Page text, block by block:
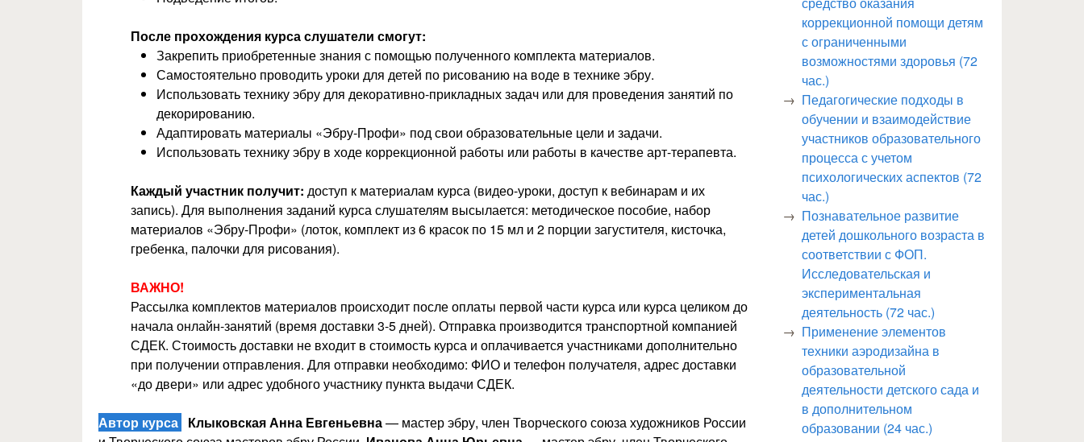
После прохождения курса слушатели смогут:
Закрепить приобретенные знания с помощью полученного комплекта материалов.
Самостоятельно проводить уроки для детей по рисованию на воде в технике эбру.
Использовать технику эбру для декоративно-прикладных задач или для проведения занятий по
декорированию.
Адаптировать материалы «Эбру-Профи» под свои образовательные цели и задачи.
Использовать технику эбру в ходе коррекционной работы или работы в качестве арт-терапевта.
Каждый участник получит: доступ к материалам курса (видео-уроки, доступ к вебинарам и их
запись). Для выполнения заданий курса слушателям высылается: методическое пособие, набор
материалов «Эбру-Профи» (лоток, комплект из 6 красок по 15 мл и 2 порции загустителя, кисточка,
гребенка, палочки для рисования).
ВАЖНО!
Рассылка комплектов материалов происходит после оплаты первой части курса или курса целиком до
начала онлайн-занятий (время доставки 3-5 дней). Отправка производится транспортной компанией
СДЕК. Стоимость доставки не входит в стоимость курса и оплачивается участниками дополнительно
при получении отправления. Для отправки необходимо: ФИО и телефон получателя, адрес доставки
«до двери» или адрес удобного участнику пункта выдачи СДЕК.
Автор курса Клыковская Анна Евгеньевна— мастер эбру, член Творческого союза художников России
коррекционной помощи детям
с ограниченными
возможностями здоровья (72
час.)
Педагогические подходы в
обучении и взаимодействие
участников образовательного
процесса с учетом
психологических аспектов (72
час.)
Познавательное развитие
детей дошкольного возраста в
соответствии с ФОП.
Исследовательская и
экспериментальная
деятельность (72 час.)
Применение элементов
техники аэродизайна в
образовательной
деятельности детского сада и
в дополнительном
образовании (24 час.)